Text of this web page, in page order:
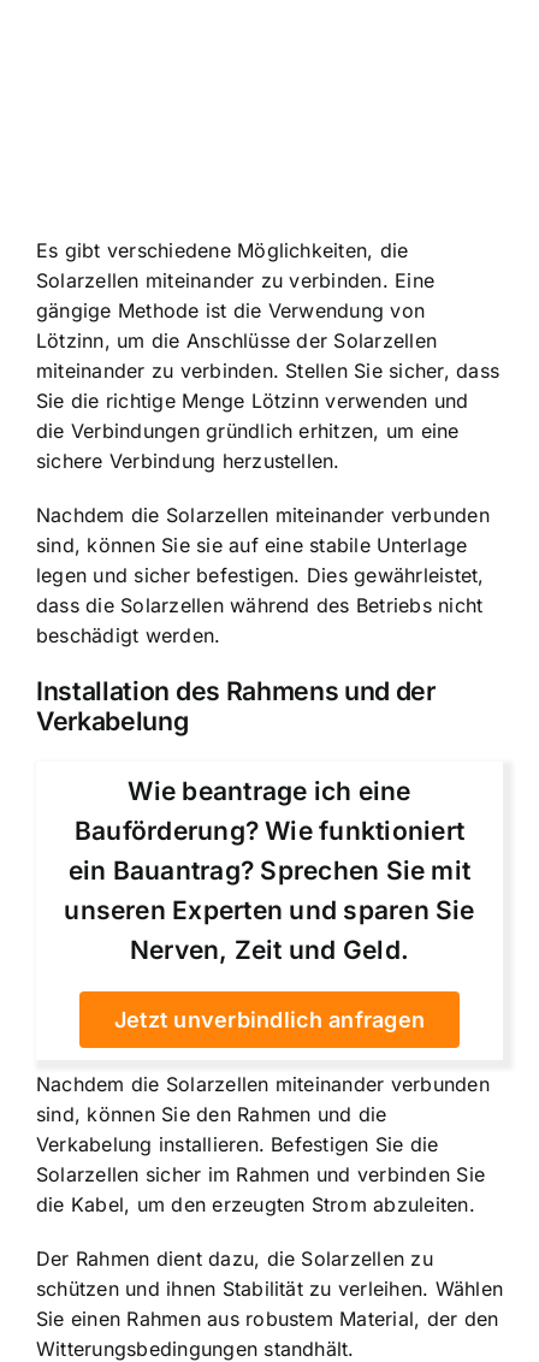
Es gibt verschiedene Möglichkeiten, die
Solarzellen miteinander zu verbinden. Eine
gängige Methode ist die Verwendung von
Lötzinn, um die Anschlüsse der Solarzellen
miteinander zu verbinden. Stellen Sie sicher, dass
Sie die richtige Menge Lötzinn verwenden und
die Verbindungen gründlich erhitzen, um eine
sichere Verbindung herzustellen.
Nachdem die Solarzellen miteinander verbunden
sind, können Sie sie auf eine stabile Unterlage
legen und sicher befestigen. Dies gewährleistet,
dass die Solarzellen während des Betriebs nicht
beschädigt werden.
Installation des Rahmens und der
Verkabelung
Wie beantrage ich eine
Bauförderung? Wie funktioniert
ein Bauantrag? Sprechen Sie mit
unseren Experten und sparen Sie
Nerven, Zeit und Geld.
Jetzt unverbindlich anfragen
Nachdem die Solarzellen miteinander verbunden
sind, können Sie den Rahmen und die
Verkabelung installieren. Befestigen Sie die
Solarzellen sicher im Rahmen und verbinden Sie
die Kabel, um den erzeugten Strom abzuleiten.
Der Rahmen dient dazu, die Solarzellen zu
schützen und ihnen Stabilität zu verleihen. Wählen
Sie einen Rahmen aus robustem Material, der den
Witterungsbedingungen standhält.